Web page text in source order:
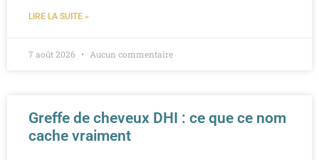
LIRE LA SUITE »
7 août 2026 Aucun commentaire
Greffe de cheveux DHI : ce que ce nom
cache vraiment